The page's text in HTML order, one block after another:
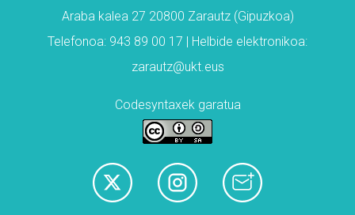
Araba kalea 27 20800 Zarautz (Gipuzkoa)
Telefonoa: 943 89 00 17 | Helbide elektronikoa:
zarautz@ukt.eus
Codesyntaxek garatua